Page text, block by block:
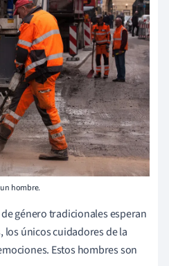
un hombre.
género tradicionales esperan
los únicos cuidadores de la
Estos hombres son